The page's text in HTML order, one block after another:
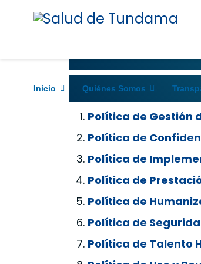
Inicio Quiénes Somos
Política de Gestión
Política de
Política de
Política de
Política de
Política de
Política de Talento